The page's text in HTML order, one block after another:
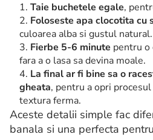
Taie buchetele egale,
Foloseste apa clocotita cu
culoarea alba si gustul natural.
Fierbe 5-6 minute pentru o
fara a o lasa sa devina moale.
La final ar fi bine sa o
gheata, pentru a opri
textura ferma.
Aceste detalii simple fac
banala si una perfecta